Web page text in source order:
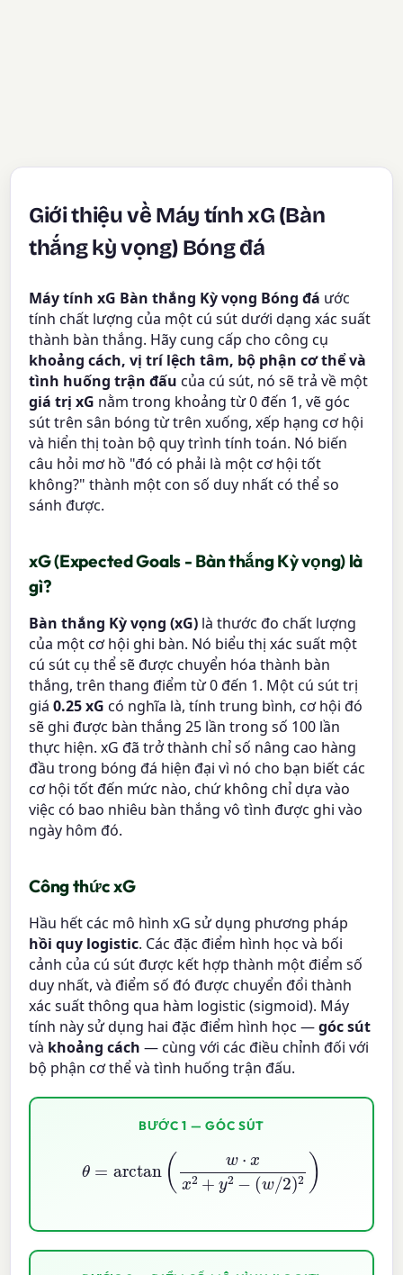
Giới thiệu về Máy tính xG (Bàn
thắng kỳ vọng) Bóng đá
Máy tính xG Bàn thắng Kỳ vọng Bóng đá ước
tính chất lượng của một cú sút dưới dạng xác suất
thành bàn thắng. Hãy cung cấp cho công cụ
khoảng cách, vị trí lệch tâm, bộ phận cơ thể và
tình huống trận đấu của cú sút, nó sẽ trả về một
giá trị xG nằm trong khoảng từ 0 đến 1, vẽ góc
sút trên sân bóng từ trên xuống, xếp hạng cơ hội
và hiển thị toàn bộ quy trình tính toán. Nó biến
câu hỏi mơ hồ "đó có phải là một cơ hội tốt
không?" thành một con số duy nhất có thể so
sánh được.
xG (Expected Goals - Bàn thắng Kỳ vọng) là
gì?
Bàn thắng Kỳ vọng (xG) là thước đo chất lượng
của một cơ hội ghi bàn. Nó biểu thị xác suất một
cú sút cụ thể sẽ được chuyển hóa thành bàn
thắng, trên thang điểm từ 0 đến 1. Một cú sút trị
giá0.25 xG có nghĩa là, tính trung bình, cơ hội đó
sẽ ghi được bàn thắng 25 lần trong số 100 lần
thực hiện. xG đã trở thành chỉ số nâng cao hàng
đầu trong bóng đá hiện đại vì nó cho bạn biết các
cơ hội tốt đến mức nào, chứ không chỉ dựa vào
việc có bao nhiêu bàn thắng vô tình được ghi vào
ngày hôm đó.
Công thức xG
Hầu hết các mô hình xG sử dụng phương pháp
hồi quy logistic. Các đặc điểm hình học và bối
cảnh của cú sút được kết hợp thành một điểm số
duy nhất, và điểm số đó được chuyển đổi thành
xác suất thông qua hàm logistic (sigmoid). Máy
tính này sử dụng hai đặc điểm hình học —góc sút
và khoảng cách — cùng với các điều chỉnh đối với
bộ phận cơ thể và tình huống trận đấu.
BƯỚC 1 — GÓC SÚT
w y2 −( )